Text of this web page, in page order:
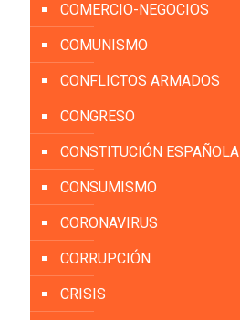
COMERCIO-NEGOCIOS
COMUNISMO
CONFLICTOS ARMADOS
CONGRESO
CONSTITUCIÓN ESPAÑOLA
CONSUMISMO
CORONAVIRUS
CORRUPCIÓN
CRISIS